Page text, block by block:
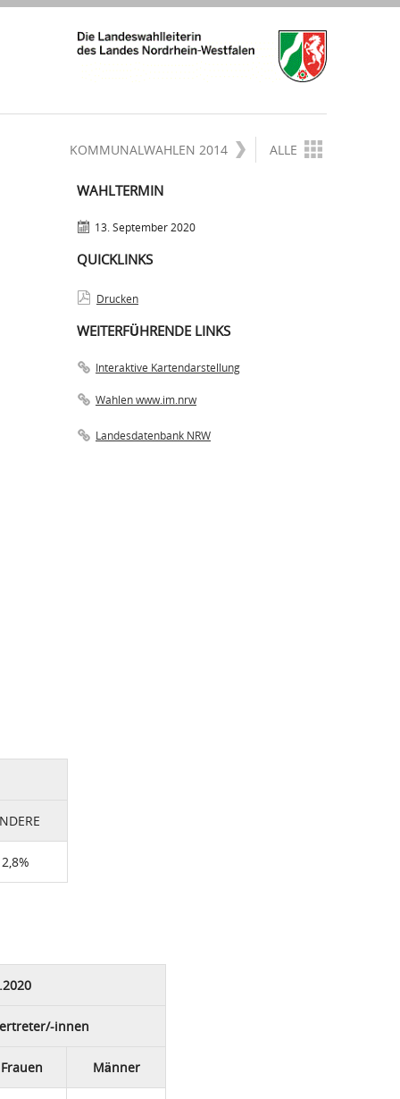
KOMMUNALWAHLEN 2014 ALLE
2,8%
innen
Frauen Männer
WAHLTERMIN
13. September 2020
QUICKLINKS
Drucken
WEITERFÜHRENDE LINKS
Interaktive Kartendarstellung
Wahlen www.im.nrw
Landesdatenbank NRW